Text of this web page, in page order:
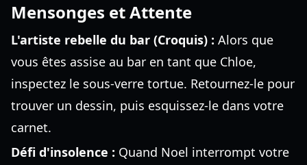
Mensonges et Attente
L'artiste rebelle du bar (Croquis) : Alors que
vous êtes assise au bar en tant que Chloe,
inspectez le sous-verre tortue. Retournez-le pour
trouver un dessin, puis esquissez-le dans votre
carnet.
Défi d'insolence : Quand Noel interrompt votre